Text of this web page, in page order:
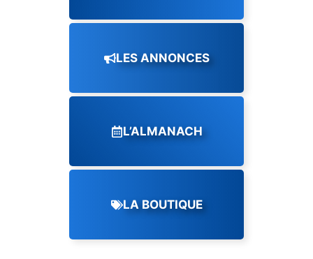
LES ANNONCES
L’ALMANACH
LA BOUTIQUE